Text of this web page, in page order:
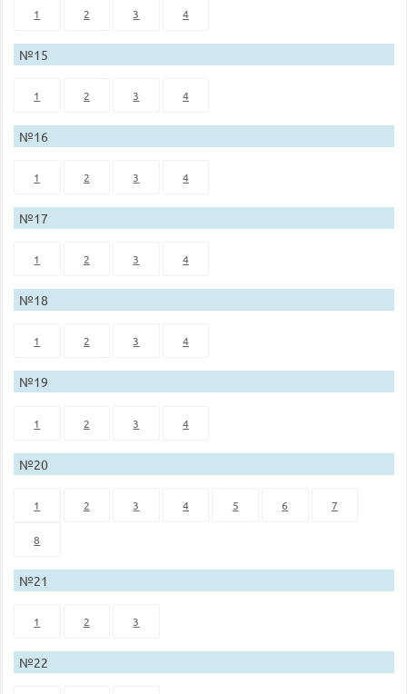
1 2 3 4
№15
1 2 3 4
№16
1 2 3 4
№17
1 2 3 4
№18
1 2 3 4
№19
1 2 3 4
№20
1 2 3 4 5 6 7
8
№21
1 2 3
№22